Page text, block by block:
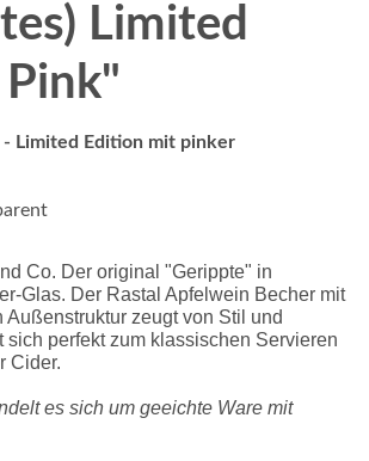
Limited
Limited Edition mit pinker
Co. Der original "Gerippte" in
Glas. Der Rastal Apfelwein Becher mit
Außenstruktur zeugt von Stil und
sich perfekt zum klassischen Servieren
Cider.
es sich um geeichte Ware mit